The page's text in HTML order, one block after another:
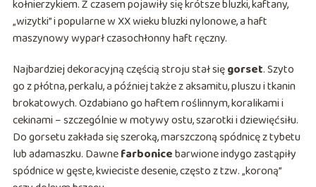
kołnierzykiem. Z czasem pojawiły się krótsze bluzki, kaftany,
„wizytki” i popularne w XX wieku bluzki nylonowe, a haft
maszynowy wyparł czasochłonny haft ręczny.
Najbardziej dekoracyjną częścią stroju stał sięgorset. Szyto
go z płótna, perkalu, a później także z aksamitu, pluszu i tkanin
brokatowych. Ozdabiano go haftem roślinnym, koralikami i
cekinami – szczególnie w motywy ostu, szarotki i dziewięćsiłu.
Do gorsetu zakłada się szeroką, marszczoną spódnicę z tybetu
lub adamaszku. Dawnefarbonicebarwione indygo zastąpiły
spódnice w gęste, kwieciste desenie, często z tzw. „koroną”